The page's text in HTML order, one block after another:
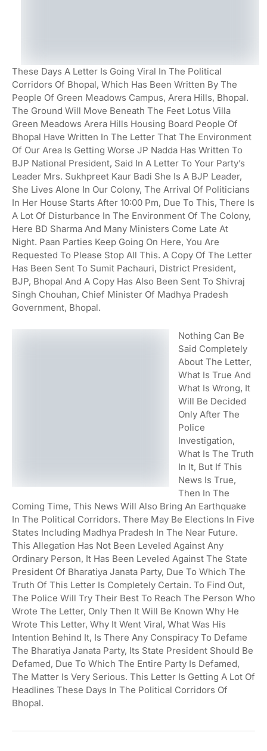
These Days A Letter Is Going Viral In The Political
Corridors Of Bhopal, Which Has Been Written By The
People Of Green Meadows Campus, Arera Hills, Bhopal.
The Ground Will Move Beneath The Feet Lotus Villa
Green Meadows Arera Hills Housing Board People Of
Bhopal Have Written In The Letter That The Environment
Of Our Area Is Getting Worse JP Nadda Has Written To
BJP National President, Said In A Letter To Your Party’s
Leader Mrs. Sukhpreet Kaur Badi She Is A BJP Leader,
She Lives Alone In Our Colony, The Arrival Of Politicians
In Her House Starts After 10:00 Pm, Due To This, There Is
A Lot Of Disturbance In The Environment Of The Colony,
Here BD Sharma And Many Ministers Come Late At
Night. Paan Parties Keep Going On Here, You Are
Requested To Please Stop All This. A Copy Of The Letter
Has Been Sent To Sumit Pachauri, District President,
BJP, Bhopal And A Copy Has Also Been Sent To Shivraj
Singh Chouhan, Chief Minister Of Madhya Pradesh
Government, Bhopal.
Nothing Can Be
Said Completely
About The Letter,
What Is True And
What Is Wrong, It
Will Be Decided
Only After The
Police
Investigation,
What Is The Truth
In It, But If This
News Is True,
Then In The
Coming Time, This News Will Also Bring An Earthquake
In The Political Corridors. There May Be Elections In Five
States Including Madhya Pradesh In The Near Future.
This Allegation Has Not Been Leveled Against Any
Ordinary Person, It Has Been Leveled Against The State
President Of Bharatiya Janata Party, Due To Which The
Truth Of This Letter Is Completely Certain. To Find Out,
The Police Will Try Their Best To Reach The Person Who
Wrote The Letter, Only Then It Will Be Known Why He
Wrote This Letter, Why It Went Viral, What Was His
Intention Behind It, Is There Any Conspiracy To Defame
The Bharatiya Janata Party, Its State President Should Be
Defamed, Due To Which The Entire Party Is Defamed,
The Matter Is Very Serious. This Letter Is Getting A Lot Of
Headlines These Days In The Political Corridors Of
Bhopal.